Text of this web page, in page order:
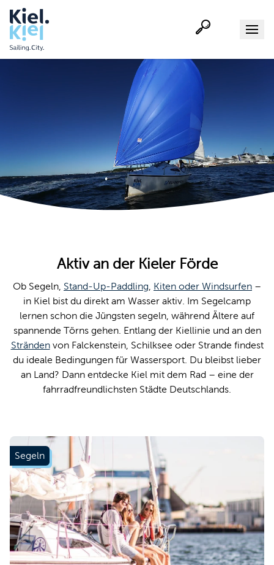
Aktiv an der Kieler Förde
Ob Segeln, Stand-Up-Paddling Kiten oder Windsurfen –
in Kiel bist du direkt am Wasser aktiv. Im Segelcamp
lernen schon die Jüngsten segeln, während Ältere auf
spannende Törns gehen. Entlang der Kiellinie und an den
Strändenvon Falckenstein, Schilksee oder Strande findest
du ideale Bedingungen für Wassersport. Du bleibst lieber
an Land? Dann entdecke Kiel mit dem Rad – eine der
fahrradfreundlichsten Städte Deutschlands.
Segeln
Segelnsteht "Kiel“mit seinem Namen!
Mehr erfahren